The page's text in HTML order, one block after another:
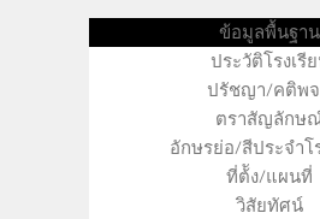
ข้อมูลพื้นฐาน
ประวัติโรงเรี
ปรัชญา/คติพ
ตราสัญลักษ
อักษรย่อ/สีประจำโ
ที่ต้ัง/แผนที่
วิสัยทัศน์